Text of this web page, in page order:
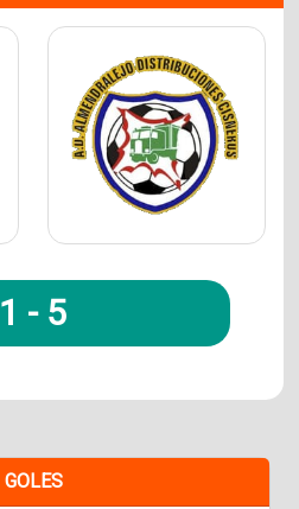
1 - 5
GOLES